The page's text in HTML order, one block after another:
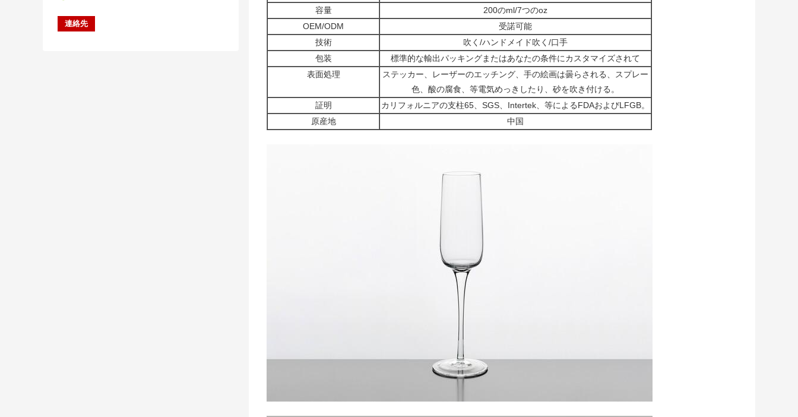
容量
200のml/7つのoz
OEM/ODM
受諾可能
技術
吹く/ハンドメイド吹く/口手
包装
標準的な輸出パッキングまたはあなたの条件にカスタマイズされて
表面処理
ステッカー、レーザーのエッチング、手の絵画は曇らされる、スプレー
色、酸の腐食、等電気めっきしたり、砂を吹き付ける。
証明
カリフォルニアの支柱65、SGS、Intertek、等によるFDAおよびLFGB。
原産地
中国